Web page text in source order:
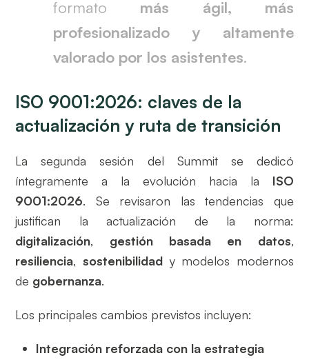
formato más ágil, más
profesionalizado y altamente
valorado por los asistentes.
ISO 9001:2026: claves de la
actualización y ruta de transición
La segunda sesión del Summit se dedicó
íntegramente a la evolución hacia la ISO
9001:2026. Se revisaron las tendencias que
justifican la actualización de la norma:
digitalización, gestión basada en datos,
resiliencia, sostenibilidady modelos modernos
de gobernanza.
Los principales cambios previstos incluyen:
Integración reforzada con la estrategia